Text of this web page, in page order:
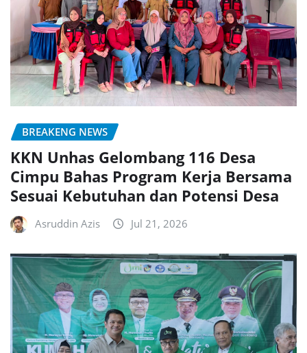
BREAKENG NEWS
KKN Unhas Gelombang 116 Desa
Cimpu Bahas Program Kerja Bersama
Sesuai Kebutuhan dan Potensi Desa
Asruddin Azis Jul 21, 2026